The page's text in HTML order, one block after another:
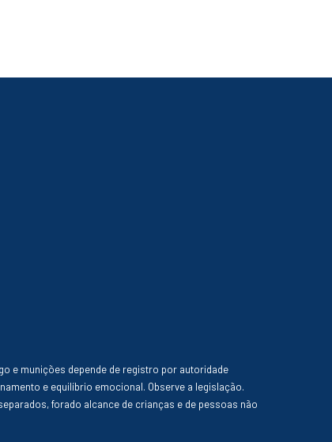
e munições depende de registro por autoridade
e equilíbrio emocional. Observe a legislação.
forado alcance de crianças e de pessoas não